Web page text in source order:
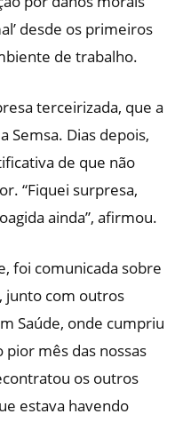
desde os primeiros
de trabalho.
terceirizada, que a
Semsa. Dias depois,
de que não
“Fiquei surpresa,
ainda”, afirmou.
foi comunicada sobre
junto com outros
Saúde, onde cumpriu
pior mês das nossas
os outros
estava havendo